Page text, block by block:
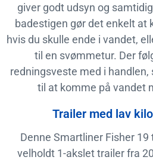
giver godt udsyn og
badestigen gør det enkelt at
hvis du skulle ende i vandet,
til en svømmetur. Der
redningsveste med i
til at komme på vandet
Trailer med lav
Denne Smartliner Fisher 19
velholdt 1-akslet trailer fra